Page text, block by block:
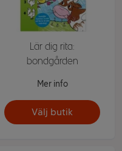
Lär dig rita:
bondgården
Mer info
Välj butik